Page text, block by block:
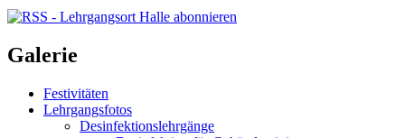
Galerie
Festivitäten
Lehrgangsfotos
Desinfektionslehrgänge